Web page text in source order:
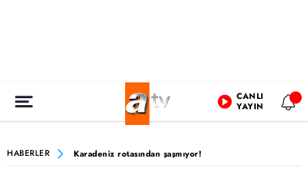
CANLI
YAYIN
HABERLER Karadeniz rotasından şaşmıyor!